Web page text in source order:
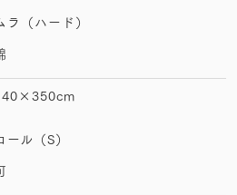
ラ（ハード）
ール（S）